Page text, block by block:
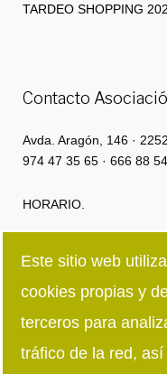
TARDEO SHOPPING
Contacto
Avda. Aragón, 146 ·
974 47 35 65 · 666 88
HORARIO.
Viernes: 8:00h · 15:00h
Síguenos en redes
Este sitio web utiliza
cookies propias y
terceros para
tráfico de la red, así